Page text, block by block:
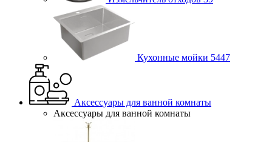
Кухонные мойки 5447
Аксессуары для ванной комнаты
Аксессуары для ванной комнаты